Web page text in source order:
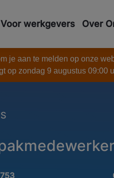
Voor werkgevers Over
je aan te melden op onze
op zondag 9 augustus 09:00